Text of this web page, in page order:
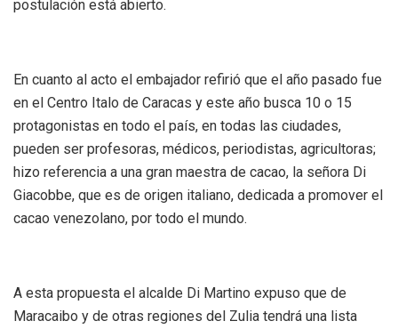
postulación está abierto.
En cuanto al acto el embajador refirió que el año pasado fue
en el Centro Italo de Caracas y este año busca 10 o 15
protagonistas en todo el país, en todas las ciudades,
pueden ser profesoras, médicos, periodistas, agricultoras;
hizo referencia a una gran maestra de cacao, la señora Di
Giacobbe, que es de origen italiano, dedicada a promover el
cacao venezolano, por todo el mundo.
A esta propuesta el alcalde Di Martino expuso que de
Maracaibo y de otras regiones del Zulia tendrá una lista